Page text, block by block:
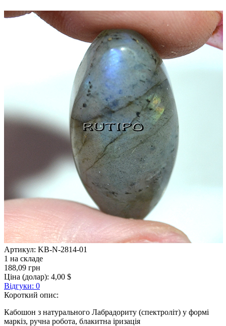
Артикул: KB-N-2814-01
1 на складе
188,09 грн
Ціна (долар): 4,00 $
Відгуки: 0
Короткий опис:
Кабошон з натурального Лабрадориту (спектроліт) у формі
маркіз, ручна робота, блакитна іризація